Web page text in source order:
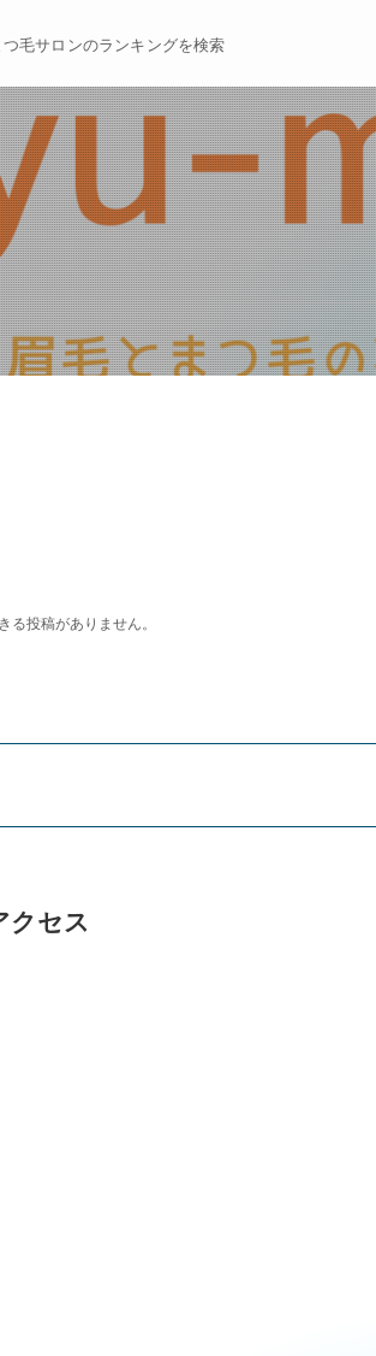
毛サロンのランキングを検索
クセス